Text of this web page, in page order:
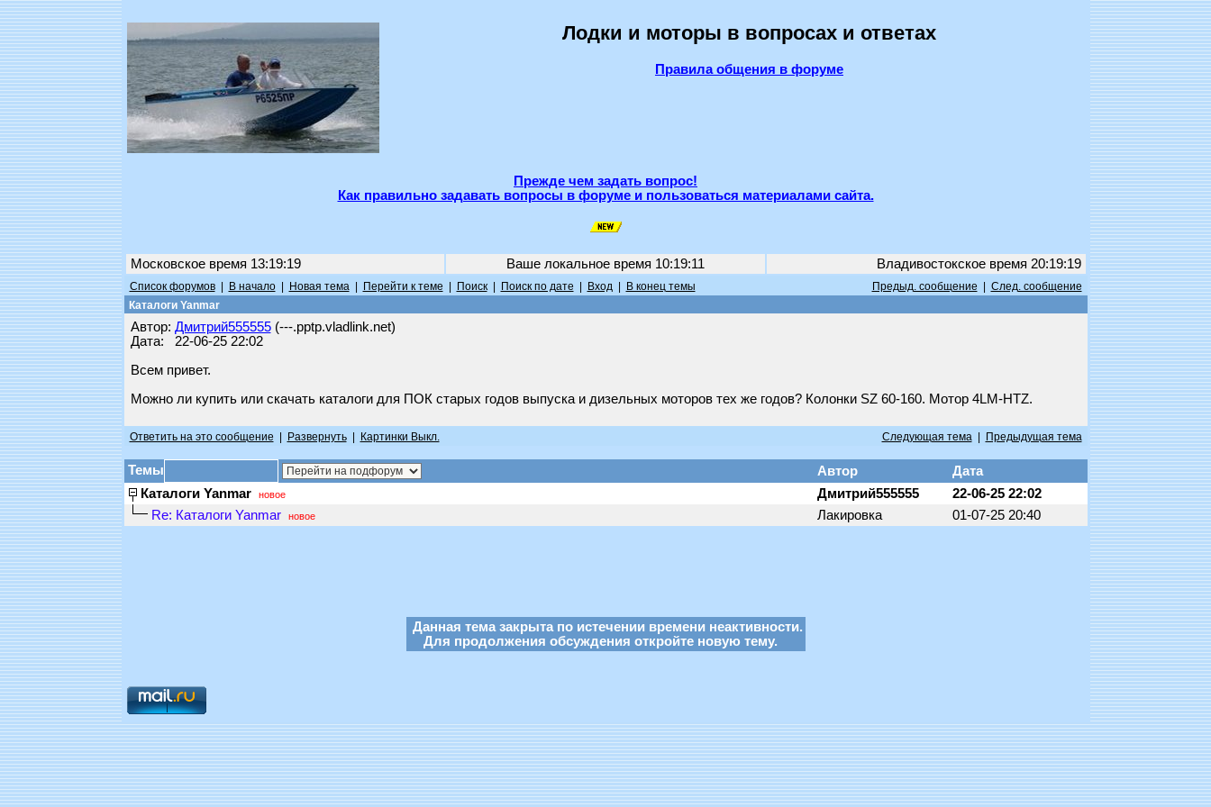
Лодки и моторы в вопросах и ответах
Правила общения в форуме
Прежде чем задать вопрос!
Как правильно задавать вопросы в форуме и пользоваться материалами сайта.
Московское время 13:19:19 Ваше локальное время 10:19:11 Владивостокское время 20:19:19
Список форумов| В начало| Новая тема| Перейти к теме Поиск| Поиск по дате Вход| В конец темы Предыд. сообщение
След. сообщение
Каталоги Yanmar
Автор: Дмитрий555555(---.pptp.vladlink.net)
Дата: 22-06-25 22:02
Всем привет.
Можно ли купить или скачать каталоги для ПОК старых годов выпуска и дизельных моторов тех же годов? Колонки SZ 60-160. Мотор 4LM-HTZ.
Ответить на это сообщение Развернуть| Картинки Выкл. Следующая тема| Предыдущая тема
Темы Автор
Дата
Каталоги Yanmar
новое Дмитрий555555
22-06-25 22:02
Re: Каталоги Yanmar
новое Лакировка 01-07-25 20:40
Данная тема закрыта по истечении времени неактивности.
Для продолжения обсуждения откройте новую тему.